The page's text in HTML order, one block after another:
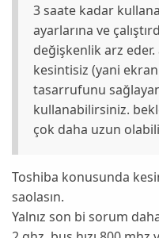
3 saate kadar
ayarlarına ve
değişkenlik arz
kesintisiz (yani
tasarrufunu
kullanabilirsiniz.
çok daha uzun
Toshiba konusunda
saolasın.
Yalnız son bi sorum